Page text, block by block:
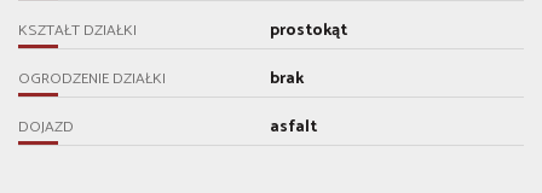
KSZTAŁT DZIAŁKI prostokąt
OGRODZENIE DZIAŁKI brak
DOJAZD asfalt